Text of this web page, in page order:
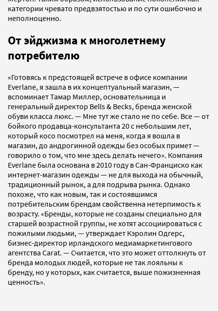
категории чревато предвзятостью и по сути ошибочно и
неполноценно.
От эйджизма к многолетнему
потребителю
«Готовясь к предстоящей встрече в офисе компании
Everlane, я зашла в их концептуальный магазин, —
вспоминает Тамар Миллер, основательница и
генеральный директор Bells & Becks, бренда женской
обуви класса люкс. — Мне тут же стало не по себе. Все — от
бойкого продавца-консультанта 20 с небольшим лет,
который косо посмотрел на меня, когда я вошла в
магазин, до андрогинной одежды без особых примет —
говорило о том, что мне здесь делать нечего». Компания
Everlane была основана в 2010 году в Сан-Франциско как
интернет-магазин одежды — не для выхода на обычный,
традиционный рынок, а для подрыва рынка. Однако
похоже, что как новым, так и состоявшимся
потребительским брендам свойственна нетерпимость к
возрасту. «Бренды, которые не созданы специально для
старшей возрастной группы, не хотят ассоциироваться с
пожилыми людьми, — утверждает Кэролин Одгерс,
бизнес-директор ирландского медиамаркетингового
агентства Carat. — Считается, что это может оттолкнуть от
бренда молодых людей, которые не так лояльны к
бренду, но у которых, как считается, выше пожизненная
ценность».